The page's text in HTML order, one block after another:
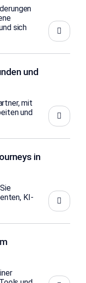
sich
und
mit
und
in
KI-